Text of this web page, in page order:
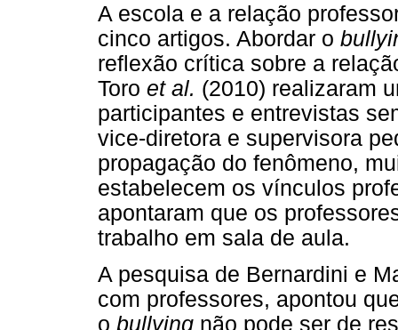
A escola e a relação
cinco artigos. Abordar o
reflexão crítica sobre a
Toro et al. (2010) realizaram
participantes e entrevistas
vice-diretora e supervisora
propagação do fenômeno,
estabelecem os vínculos
apontaram que os
trabalho em sala de aula.
A pesquisa de Bernardini e
com professores, apontou
o bullying não pode ser de